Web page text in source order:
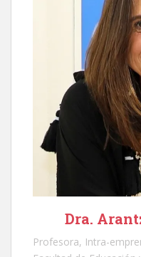
Dra.
Profesora, Intra-